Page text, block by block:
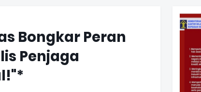
Bongkar Peran
Penjaga